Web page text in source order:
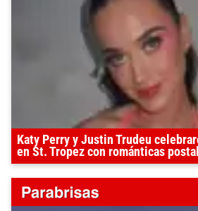
Katy Perry y Justin Trudeu
en St. Tropez con románticas